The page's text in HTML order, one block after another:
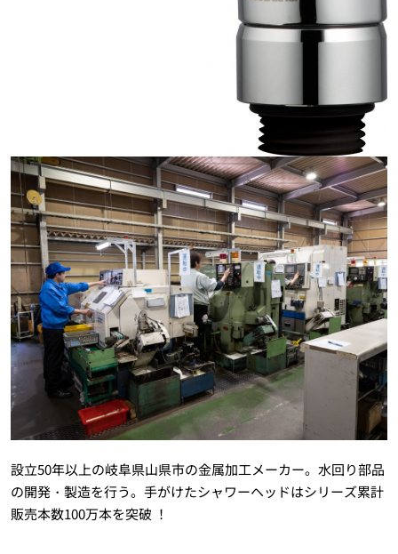
設立50年以上の岐阜県山県市の金属加工メーカー。水回り部品
の開発・製造を行う。手がけたシャワーヘッドはシリーズ累計
販売本数100万本を突破 ！